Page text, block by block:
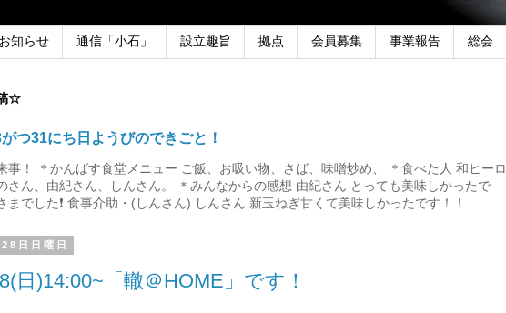
お知らせ 通信「小石」 設立趣旨 拠点 会員募集 事業報告 総会
☆
つ31にち日ようびのできごと！
事！ ＊かんばす食堂メニュー ご飯、お吸い物、さば、味噌炒め、 ＊食べた人 和ヒーロ
さん、由紀さん、しんさん。 ＊みんなからの感想 由紀さん とっても美味しかったで
までした❗ 食事介助・(しんさん) しんさん 新玉ねぎ甘くて美味しかったです！！...
日日曜日
日)14:00~「轍＠HOME」です！